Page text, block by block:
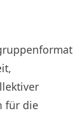
für die